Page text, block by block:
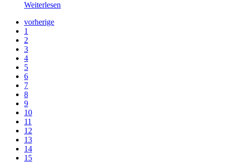
Weiterlesen
vorherige
1
2
3
4
5
6
7
8
9
10
11
12
13
14
15